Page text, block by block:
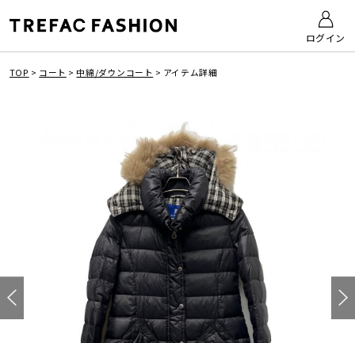
ログイン
TOP > コート > 中綿/ダウンコート > アイテム詳細